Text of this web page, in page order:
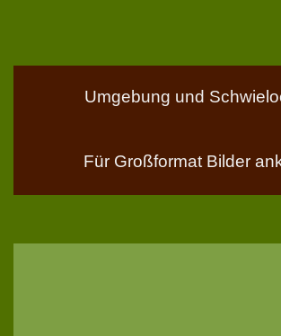
Umgebung und
Für Großformat Bilder